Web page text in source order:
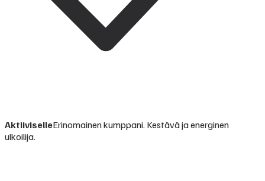
AktiiviselleErinomainen kumppani. Kestävä ja energinen
ulkoilija.